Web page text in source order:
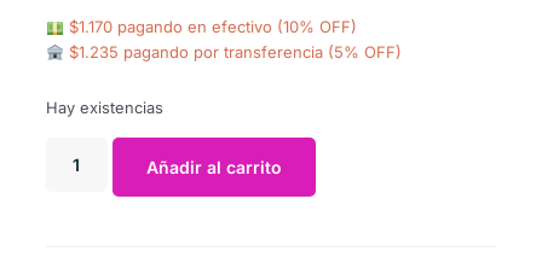
$1.170 pagando en efectivo (10% OFF)
$1.235 pagando por transferencia (5% OFF)
Hay existencias
Añadir al carrito